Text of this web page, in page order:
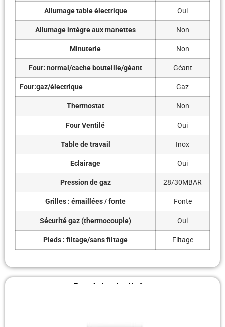
Allumage table électrique Oui
Allumage intégre aux manettes Non
Minuterie Non
Four: normal/cache bouteille/géant Géant
Four:gaz/électrique Gaz
Thermostat Non
Four Ventilé Oui
Table de travail Inox
Eclairage Oui
Pression de gaz 28/30MBAR
Grilles : émaillées / fonte Fonte
Sécurité gaz (thermocouple) Oui
Pieds : filtage/sans filtage Filtage
Produit similaire